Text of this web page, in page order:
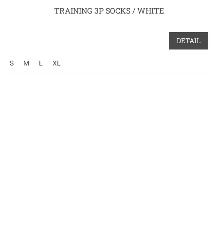
TRAINING 3P SOCKS / WHITE
DETAIL
S M L XL